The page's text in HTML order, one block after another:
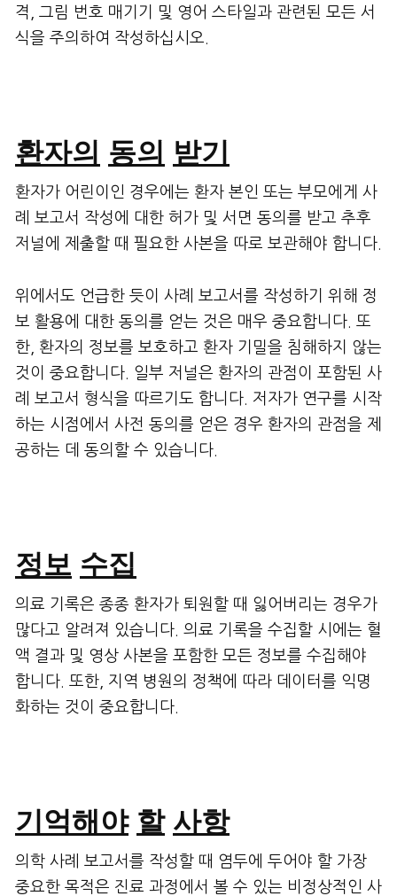
격, 그림 번호 매기기 및 영어 스타일과 관련된 모든 서
식을 주의하여 작성하십시오.
환자의 동의 받기
환자가 어린이인 경우에는 환자 본인 또는 부모에게 사
례 보고서 작성에 대한 허가 및 서면 동의를 받고 추후
저널에 제출할 때 필요한 사본을 따로 보관해야 합니다.
위에서도 언급한 듯이 사례 보고서를 작성하기 위해 정
보 활용에 대한 동의를 얻는 것은 매우 중요합니다. 또
한, 환자의 정보를 보호하고 환자 기밀을 침해하지 않는
것이 중요합니다. 일부 저널은 환자의 관점이 포함된 사
례 보고서 형식을 따르기도 합니다. 저자가 연구를 시작
하는 시점에서 사전 동의를 얻은 경우 환자의 관점을 제
공하는 데 동의할 수 있습니다.
정보 수집
의료 기록은 종종 환자가 퇴원할 때 잃어버리는 경우가
많다고 알려져 있습니다. 의료 기록을 수집할 시에는 혈
액 결과 및 영상 사본을 포함한 모든 정보를 수집해야
합니다. 또한, 지역 병원의 정책에 따라 데이터를 익명
화하는 것이 중요합니다.
기억해야 할 사항
의학 사례 보고서를 작성할 때 염두에 두어야 할 가장
중요한 목적은 진료 과정에서 볼 수 있는 비정상적인 사